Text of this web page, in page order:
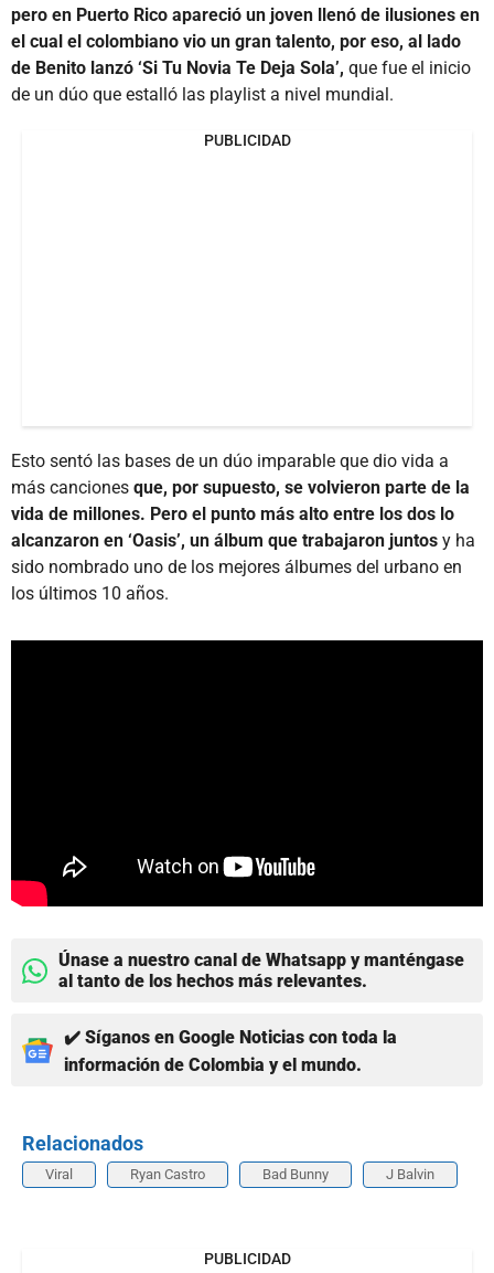
pero en Puerto Rico apareció un joven llenó de ilusiones en
el cual el colombiano vio un gran talento, por eso, al lado
de Benito lanzó ‘Si Tu Novia Te Deja Sola’, que fue el inicio
de un dúo que estalló las playlist a nivel mundial.
PUBLICIDAD
Esto sentó las bases de un dúo imparable que dio vida a
más canciones que, por supuesto, se volvieron parte de la
vida de millones. Pero el punto más alto entre los dos lo
alcanzaron en ‘Oasis’, un álbum que trabajaron juntos y ha
sido nombrado uno de los mejores álbumes del urbano en
los últimos 10 años.
Únase a nuestro canal de Whatsapp y manténgase
al tanto de los hechos más relevantes.
✔️ Síganos en Google Noticias con toda la
información de Colombia y el mundo.
Relacionados
Viral Ryan Castro Bad Bunny J Balvin
PUBLICIDAD